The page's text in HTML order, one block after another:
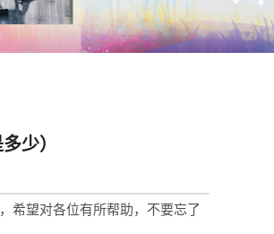
少）
希望对各位有所帮助，不要忘了